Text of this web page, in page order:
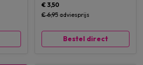
€ 3,50
€ 6,95adviesprijs
Bestel direct